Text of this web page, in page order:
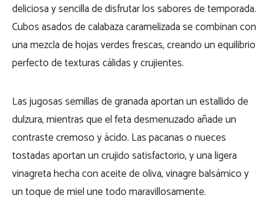
deliciosa y sencilla de disfrutar los sabores de temporada.
Cubos asados de calabaza caramelizada se combinan con
una mezcla de hojas verdes frescas, creando un equilibrio
perfecto de texturas cálidas y crujientes.
Las jugosas semillas de granada aportan un estallido de
dulzura, mientras que el feta desmenuzado añade un
contraste cremoso y ácido. Las pacanas o nueces
tostadas aportan un crujido satisfactorio, y una ligera
vinagreta hecha con aceite de oliva, vinagre balsámico y
un toque de miel une todo maravillosamente.